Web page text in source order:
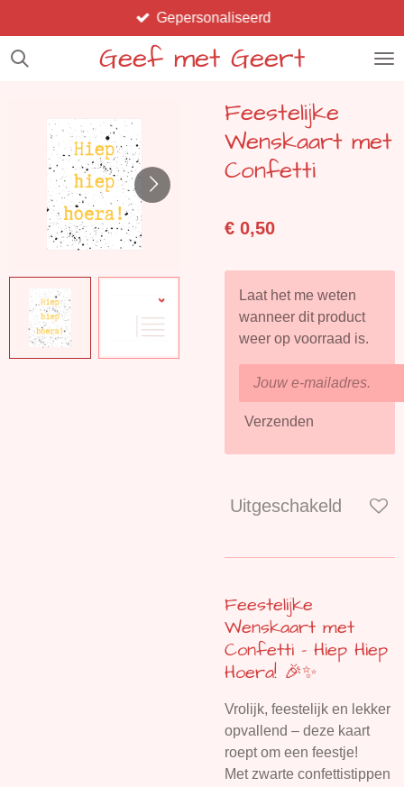
direct
naar
Geef met Geert
Gepersonaliseerd
Feestelijke
Wenskaart met
Confetti
€ 0,50
Laat het me weten
wanneer dit product
weer op voorraad is.
Verzenden
Uitgeschakeld
Feestelijke
Wenskaart met
Confetti – Hiep Hiep
Hoera! 🎉✨
Vrolijk, feestelijk en lekker
opvallend – deze kaart
roept om een feestje!
Met zwarte confettistippen